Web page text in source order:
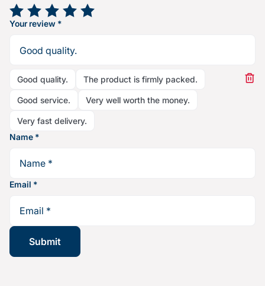
Your rating*
Your review *
Good quality. The product is firmly packed.
Good service. Very well worth the money.
Very fast delivery.
Name *
Email *